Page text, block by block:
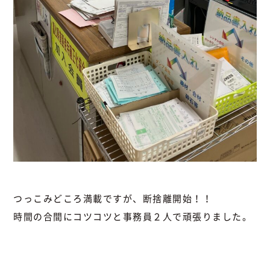
つっこみどころ満載ですが、断捨離開始！！
時間の合間にコツコツと事務員２人で頑張りました。